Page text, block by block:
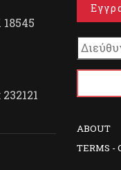
ABOUT
TERMS -